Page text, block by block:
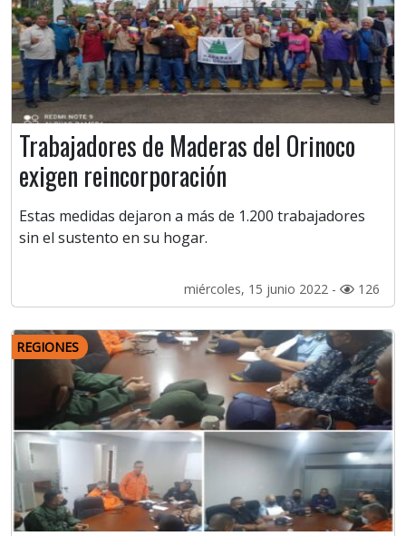
Trabajadores de Maderas del Orinoco
exigen reincorporación
Estas medidas dejaron a más de 1.200 trabajadores
sin el sustento en su hogar.
miércoles, 15 junio 2022 - 126
REGIONES